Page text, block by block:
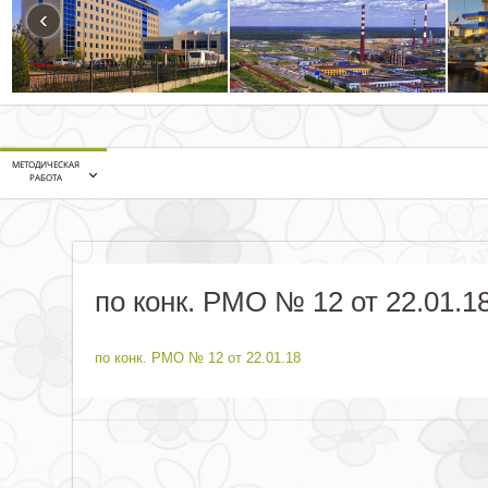
‹
МЕТОДИЧЕСКАЯ
РАБОТА
по конк. РМО № 12 от
по конк. РМО № 12 от 22.01.18